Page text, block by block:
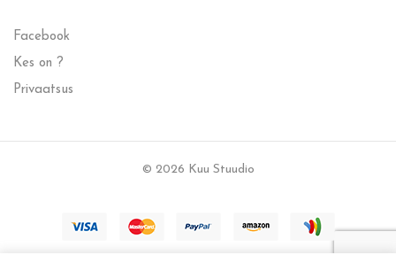
Facebook
Kes on ?
Privaatsus
© 2026 Kuu Stuudio